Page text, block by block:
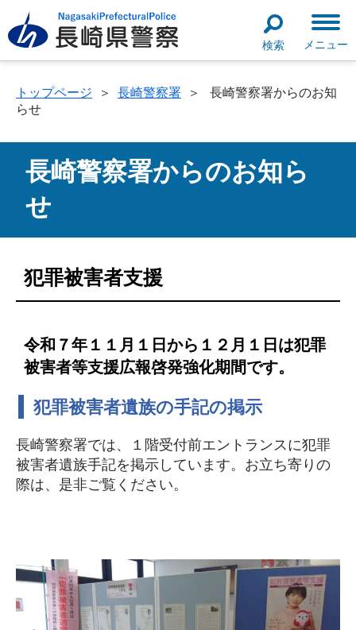
検索 メニュー
トップページ ＞ 長崎警察署 ＞
長崎警察署からのお知
らせ
長崎警察署からのお知ら
せ
犯罪被害者支援
令和７年１１月１日から１２月１日は犯罪
被害者等支援広報啓発強化期間です。
犯罪被害者遺族の手記の掲示
長崎警察署では、１階受付前エントランスに犯罪
被害者遺族手記を掲示しています。お立ち寄りの
際は、是非ご覧ください。